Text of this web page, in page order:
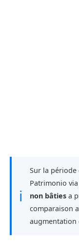
ℹ
Sur la période
Patrimonio
non bâties a
comparaison
augmentation